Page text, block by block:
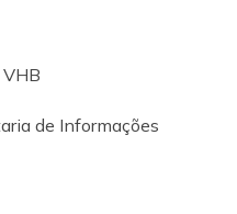
de Informações